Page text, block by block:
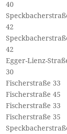
40
42
42
Egger-Lienz-
30
Fischerstraße 33
Fischerstraße 45
Fischerstraße 33
Fischerstraße 35